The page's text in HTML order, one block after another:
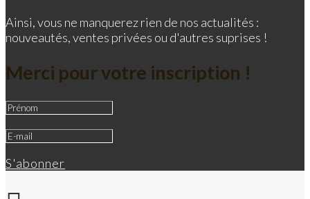
Ainsi, vous ne manquerez rien de nos actualités :
nouveautés, ventes privées ou d'autres suprises !
Merci pour votre inscription !
S'abonner